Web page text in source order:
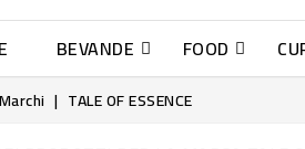
BEVANDE FOOD
Marchi TALE OF ESSENCE